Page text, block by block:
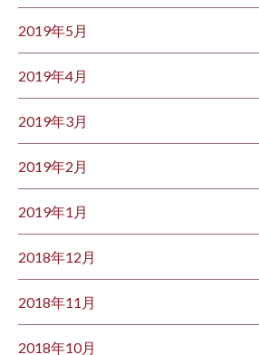
2019年5月
2019年4月
2019年3月
2019年2月
2019年1月
2018年12月
2018年11月
2018年10月